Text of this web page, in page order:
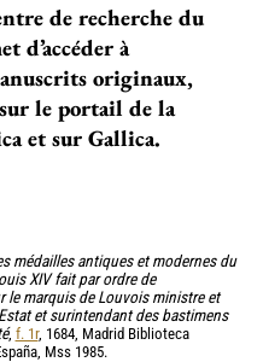
de recher­­che du
d’accé­­der à
ori­­gi­­naux,
le portail de la
et sur Gallica.
médailles antiques et modernes du
XIV fait par ordre de
le marquis de Louvois ministre et
et surintendant des bastimens
, f. 1r, 1684, Madrid Biblioteca
Mss 1985.